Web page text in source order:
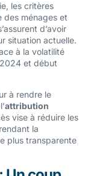
les critères
des ménages et
d’avoir
situation actuelle.
à la volatilité
et début
à rendre le
attribution
vise à réduire les
la
plus transparente